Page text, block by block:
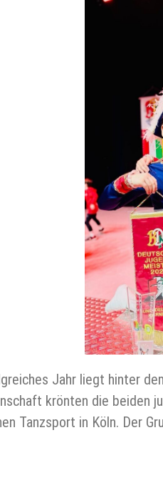
Jahr liegt hinter
krönten die beiden
Tanzsport in Köln. Der